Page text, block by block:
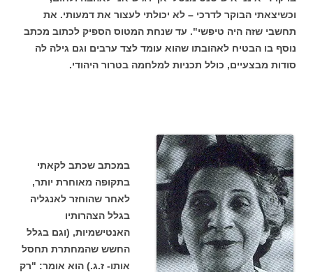
וכשיצאתי הבוקר לדרכי – לא יכולתי לעצור את דמעותי. את
תחשבי שזה היה טיפשי". עד שנחת המטוס הספיק לכתוב מכתב
נוסף בו הבטיח לאהובתו שהוא עומד לצד ערבים וגם גילה לה
סודות מבצעיים, כולל תכניות למלחמה בטרור היהודי.
במכתב שכתב לקאתי
בתקופה מאוחרת יותר,
לאחר שהוחזר לאנגליה
בגלל הצהרותיו
האנטישמיות, (וגם בגלל
החשש שהמחתרת תחסל
אותו- ז.ג.) הוא אומר: "רק